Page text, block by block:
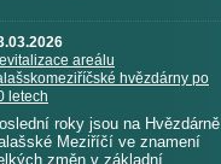
areálu
hvězdárny po
letech
roky jsou na Hvězdárně
Meziříčí ve znamení
změn v základní